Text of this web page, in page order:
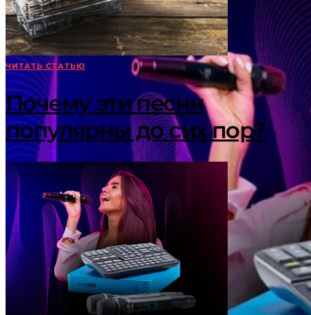
ЧИТАТЬ СТАТЬЮ
Почему эти песни
популярны до сих пор?